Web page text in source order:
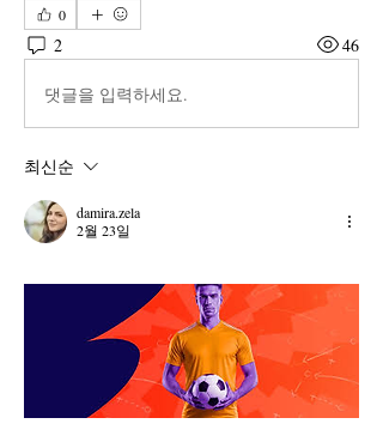
0
2 46
댓글을 입력하세요.
최신순
damira.zela
2월 23일